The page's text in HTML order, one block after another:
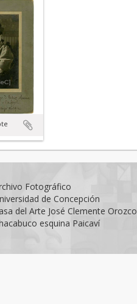
Fotográfico
de Concepción
del Arte José Clemente Orozco
esquina Paicaví